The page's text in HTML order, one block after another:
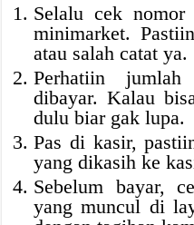
Selalu cek nomor
minimarket.
atau salah catat ya.
Perhatiin
dibayar. Kalau
dulu biar gak lupa.
Pas di kasir,
yang dikasih ke
Sebelum bayar,
yang muncul di